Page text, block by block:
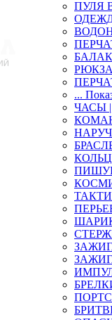
ПУЛЯ
...
ЧАСЫ